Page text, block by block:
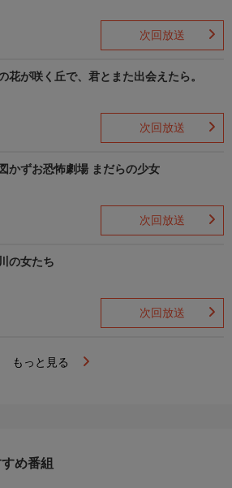
キャプション放送」となっております。
押すことで、任意に字幕の表示／非表示
次回放送
花が咲く丘で、君とまた出会えたら。
次回放送
かずお恐怖劇場 まだらの少女
次回放送
の女たち
次回放送
もっと見る
め番組